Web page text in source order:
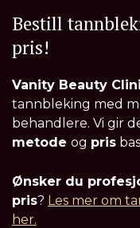
Bestill
pris!
Vanity Beauty
tannbleking med
behandlere. Vi gir
metode og pris
Ønsker du
pris? Les mer om
her.